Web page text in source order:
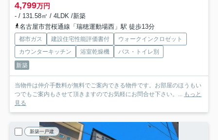
4,799万円
- / 131.58㎡ / 4LDK /新築
名古屋市営桜通線「瑞穂運動場西」駅 徒歩13分
都市ガス 建設住宅性能評価書付
ウォークインクロゼット
カウンターキッチン
浴室乾燥機
バス・トイレ別
新築
当物件は仲介手数料が無料でご案内できる物件です。お部屋のほうもい
つでもご案内もさせて頂きますのでお気軽にお問合せ下さい。... もっと
見る
新築一戸建